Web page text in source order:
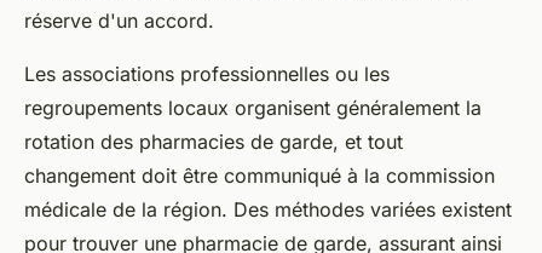
réserve d'un accord.
Les associations professionnelles ou les
regroupements locaux organisent généralement la
rotation des pharmacies de garde, et tout
changement doit être communiqué à la commission
médicale de la région. Des méthodes variées existent
pour trouver une pharmacie de garde, assurant ainsi